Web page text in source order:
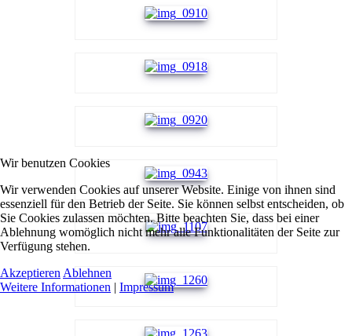
Wir benutzen Cookies
Wir verwenden Cookies auf unserer Website. Einige von ihnen sind
essenziell für den Betrieb der Seite. Sie können selbst entscheiden, ob
Sie Cookies zulassen möchten. Bitte beachten Sie, dass bei einer
Ablehnung womöglich nicht mehr alle Funktionalitäten der Seite zur
Verfügung stehen.
Akzeptieren Ablehnen
Weitere Informationen | Impressum